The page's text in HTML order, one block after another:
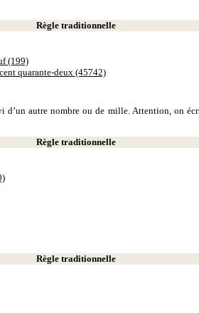
Règle traditionnelle
(199)
quarante-deux (45742)
autre nombre ou de mille. Attention, on
Règle traditionnelle
Règle traditionnelle